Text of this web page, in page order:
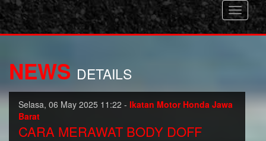
Toggle
NEWS DETAILS
Selasa, 06 May 2025 11:22 - Ikatan Motor Honda Jawa
Barat
CARA MERAWAT BODY DOFF